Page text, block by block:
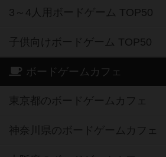
3～4人用ボードゲーム TOP50
子供向けボードゲーム TOP50
ボードゲームカフェ
東京都のボードゲームカフェ
神奈川県のボードゲームカフェ